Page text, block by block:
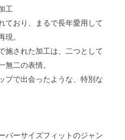
工
ており、まるで長年愛用して
現。
施された加工は、二つとして
無二の表情。
プで出会ったような、特別な
バーサイズフィットのジャン